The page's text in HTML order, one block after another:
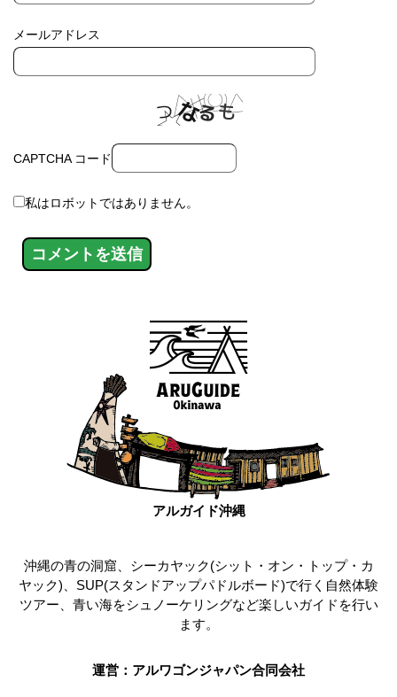
メールアドレス
CAPTCHA コード
私はロボットではありません。
アルガイド沖縄
沖縄の青の洞窟、シーカヤック(シット・オン・トップ・カ
ヤック)、SUP(スタンドアップパドルボード)で行く自然体験
ツアー、青い海をシュノーケリングなど楽しいガイドを行い
ます。
運営：アルワゴンジャパン合同会社